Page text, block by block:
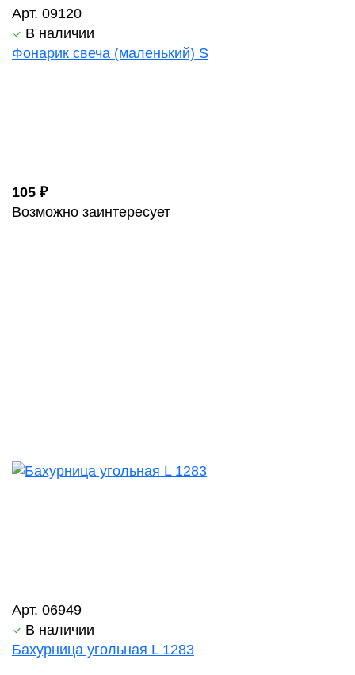
Арт. 09120
В наличии
Фонарик свеча (маленький) S
105 ₽
Возможно заинтересует
Арт. 06949
В наличии
Бахурница угольная L 1283